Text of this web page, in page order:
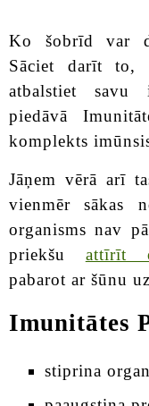
Ko šobrīd var
Sāciet darīt to,
atbalstiet
piedāvā
komplekts
Jāņem vērā arī
vienmēr sākas
organisms nav
priekšu attīrīt
pabarot ar šūnu
Imunitātes
stiprina